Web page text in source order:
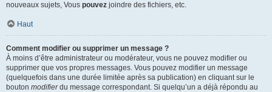
nouveaux sujets, Vous pouvez joindre des fichiers, etc.
Haut
Comment modifier ou supprimer un message ?
À moins d’être administrateur ou modérateur, vous ne pouvez modifier ou
supprimer que vos propres messages. Vous pouvez modifier un message
(quelquefois dans une durée limitée après sa publication) en cliquant sur le
bouton modifierdu message correspondant. Si quelqu’un a déjà répondu au